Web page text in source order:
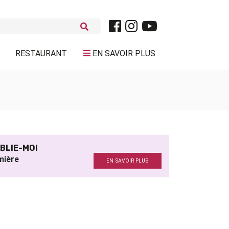
RESTAURANT EN SAVOIR PLUS
MOI
EN SAVOIR PLUS